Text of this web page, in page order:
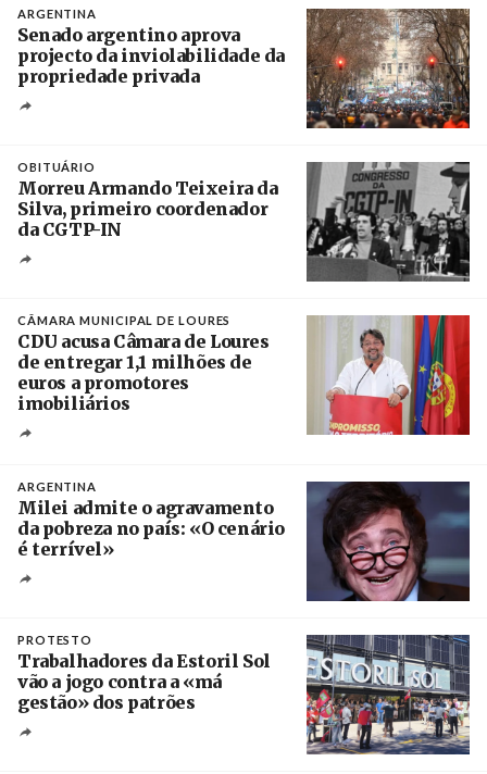
ARGENTINA
Senado argentino aprova
projecto da inviolabilidade da
propriedade privada
OBITUÁRIO
Morreu Armando Teixeira da
Silva, primeiro coordenador
da CGTP-IN
CÂMARA MUNICIPAL DE LOURES
CDU acusa Câmara de Loures
de entregar 1,1 milhões de
euros a promotores
imobiliários
ARGENTINA
Milei admite o agravamento
da pobreza no país: «O cenário
é terrível»
PROTESTO
Trabalhadores da Estoril Sol
vão a jogo contra a «má
gestão» dos patrões